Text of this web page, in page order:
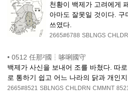
천황이 백제가 고려에게
아마도 잘못일 것이다.
쓰였다.
2665#6788 SBLNGS
• 0512 任那²國┆哆唎國守
백제가 사신을 보내어 조를 바쳤다. 따
로 통하기 쉽고 어느 나라의 닭과 개인
2665#8521 SBLNGS CHLDRN CMMNT 8521